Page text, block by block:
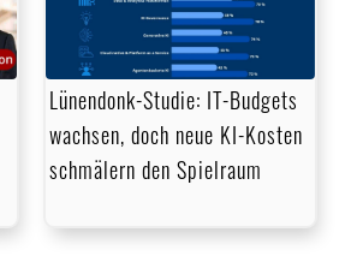
Lünendonk-Studie: IT-Budgets
wachsen, doch neue KI-Kosten
schmälern den Spielraum